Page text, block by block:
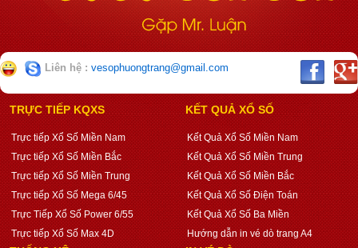
Liên hệ : vesophuongtrang@gmail.com
TRỰC TIẾP KQXS
Trực tiếp Xổ Số Miền Nam
Trực tiếp Xổ Số Miền Bắc
Trực tiếp Xổ Số Miền Trung
Trực tiếp Xổ Số Mega 6/45
Trực Tiếp Xổ Số Power 6/55
Trực tiếp Xổ Số Max 4D
KẾT QUẢ XỔ SỐ
Kết Quả Xổ Số Miền Nam
Kết Quả Xổ Số Miền Trung
Kết Quả Xổ Số Miền Bắc
Kết Quả Xổ Số Điện Toán
Kết Quả Xổ Số Ba Miền
Hướng dẫn in vé dò trang A4